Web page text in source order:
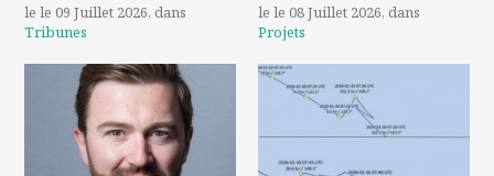
le le 09 Juillet 2026, dans
Tribunes
le le 08 Juillet 2026, dans
Projets